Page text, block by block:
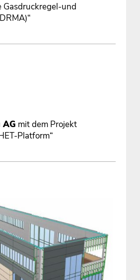
Gasdruckregel-und
AG mit dem Projekt
Platform“